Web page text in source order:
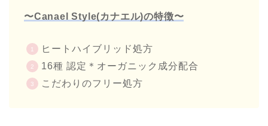
〜Canael Style(カナエル)の特徴〜
ヒートハイブリッド処方
16種 認定＊オーガニック成分配合
こだわりのフリー処方